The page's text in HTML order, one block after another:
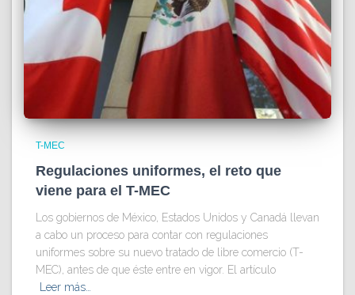
T-MEC
Regulaciones uniformes, el reto que
viene para el T-MEC
Los gobiernos de México, Estados Unidos y Canadá llevan
a cabo un proceso para contar con regulaciones
uniformes sobre su nuevo tratado de libre comercio (T-
MEC), antes de que éste entre en vigor. El artículo
Leer más…